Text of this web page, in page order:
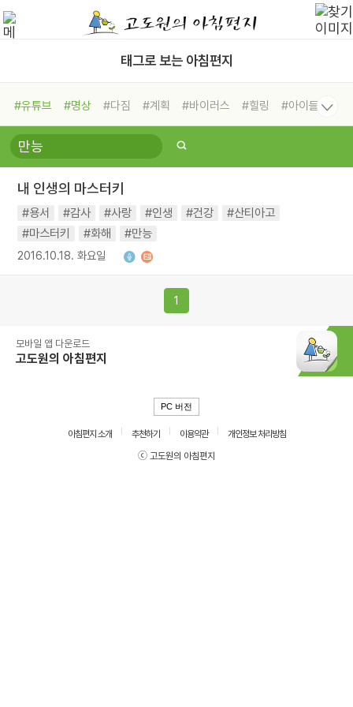
태그로 보는 아침편지
#유튜브 #명상 #다짐 #계획 #바이러스 #힐링
#아이들
#비전캠프
#독서캠프 #삶
#희망
#나눔 #친구 #링컨학교
#독서
#건강 #면역력
내 인생의 마스터키
#용서 #감사 #사랑 #인생 #건강
#산티아고
#마스터키
#화해 #만능
2016.10.18. 화요일
1
모바일 앱 다운로드
고도원의 아침편지
PC 버전
아침편지 소개 추천하기 이용약관
개인정보 처리방침
ⓒ 고도원의 아침편지